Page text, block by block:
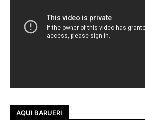
AQUI BARUERI